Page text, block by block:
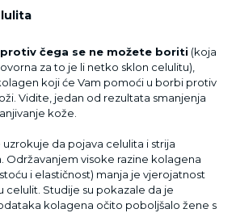
čega se ne možete boriti (koja
za to je li netko sklon celulitu),
koji će Vam pomoći u borbi protiv
Vidite, jedan od rezultata smanjenja
kože.
da pojava celulita i strija
Održavanjem visoke razine kolagena
i elastičnost) manja je vjerojatnost
celulit. Studije su pokazale da je
kolagena očito poboljšalo žene s